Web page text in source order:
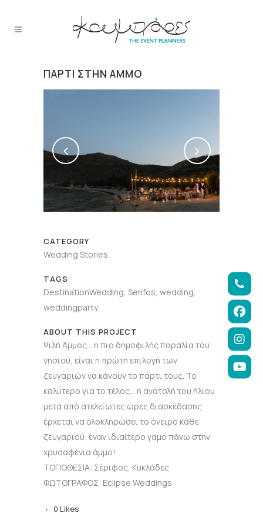
ΠΆΡΤΙ ΣΤΗΝ ΆΜΜΟ
CATEGORY
Wedding Stories
TAGS
DestinationWedding, Serifos, wedding,
weddingparty
ABOUT THIS PROJECT
Ψιλή Άμμος… η πιο δημοφιλής παραλία του
νησιού, είναι η πρώτη επιλογή των
ζευγαριών να κάνουν το πάρτι τους. Το
καλύτερο για το τέλος… η ανατολή του ήλιου
μετά από ατελείωτες ώρες διασκέδασης
έρχεται να ολοκληρώσει το όνειρο κάθε
ζευγαριού: έναν ιδιαίτερο γάμο πάνω στην
χρυσαφένια άμμο!
ΤΟΠΟΘΕΣΙΑ: Σέριφος, Κυκλάδες
ΦΩΤΟΓΡΑΦΟΣ: Eclipse Weddings
0 Likes